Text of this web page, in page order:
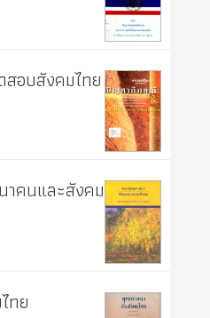
อบสังคมไทย
คนและสังคม
ทย